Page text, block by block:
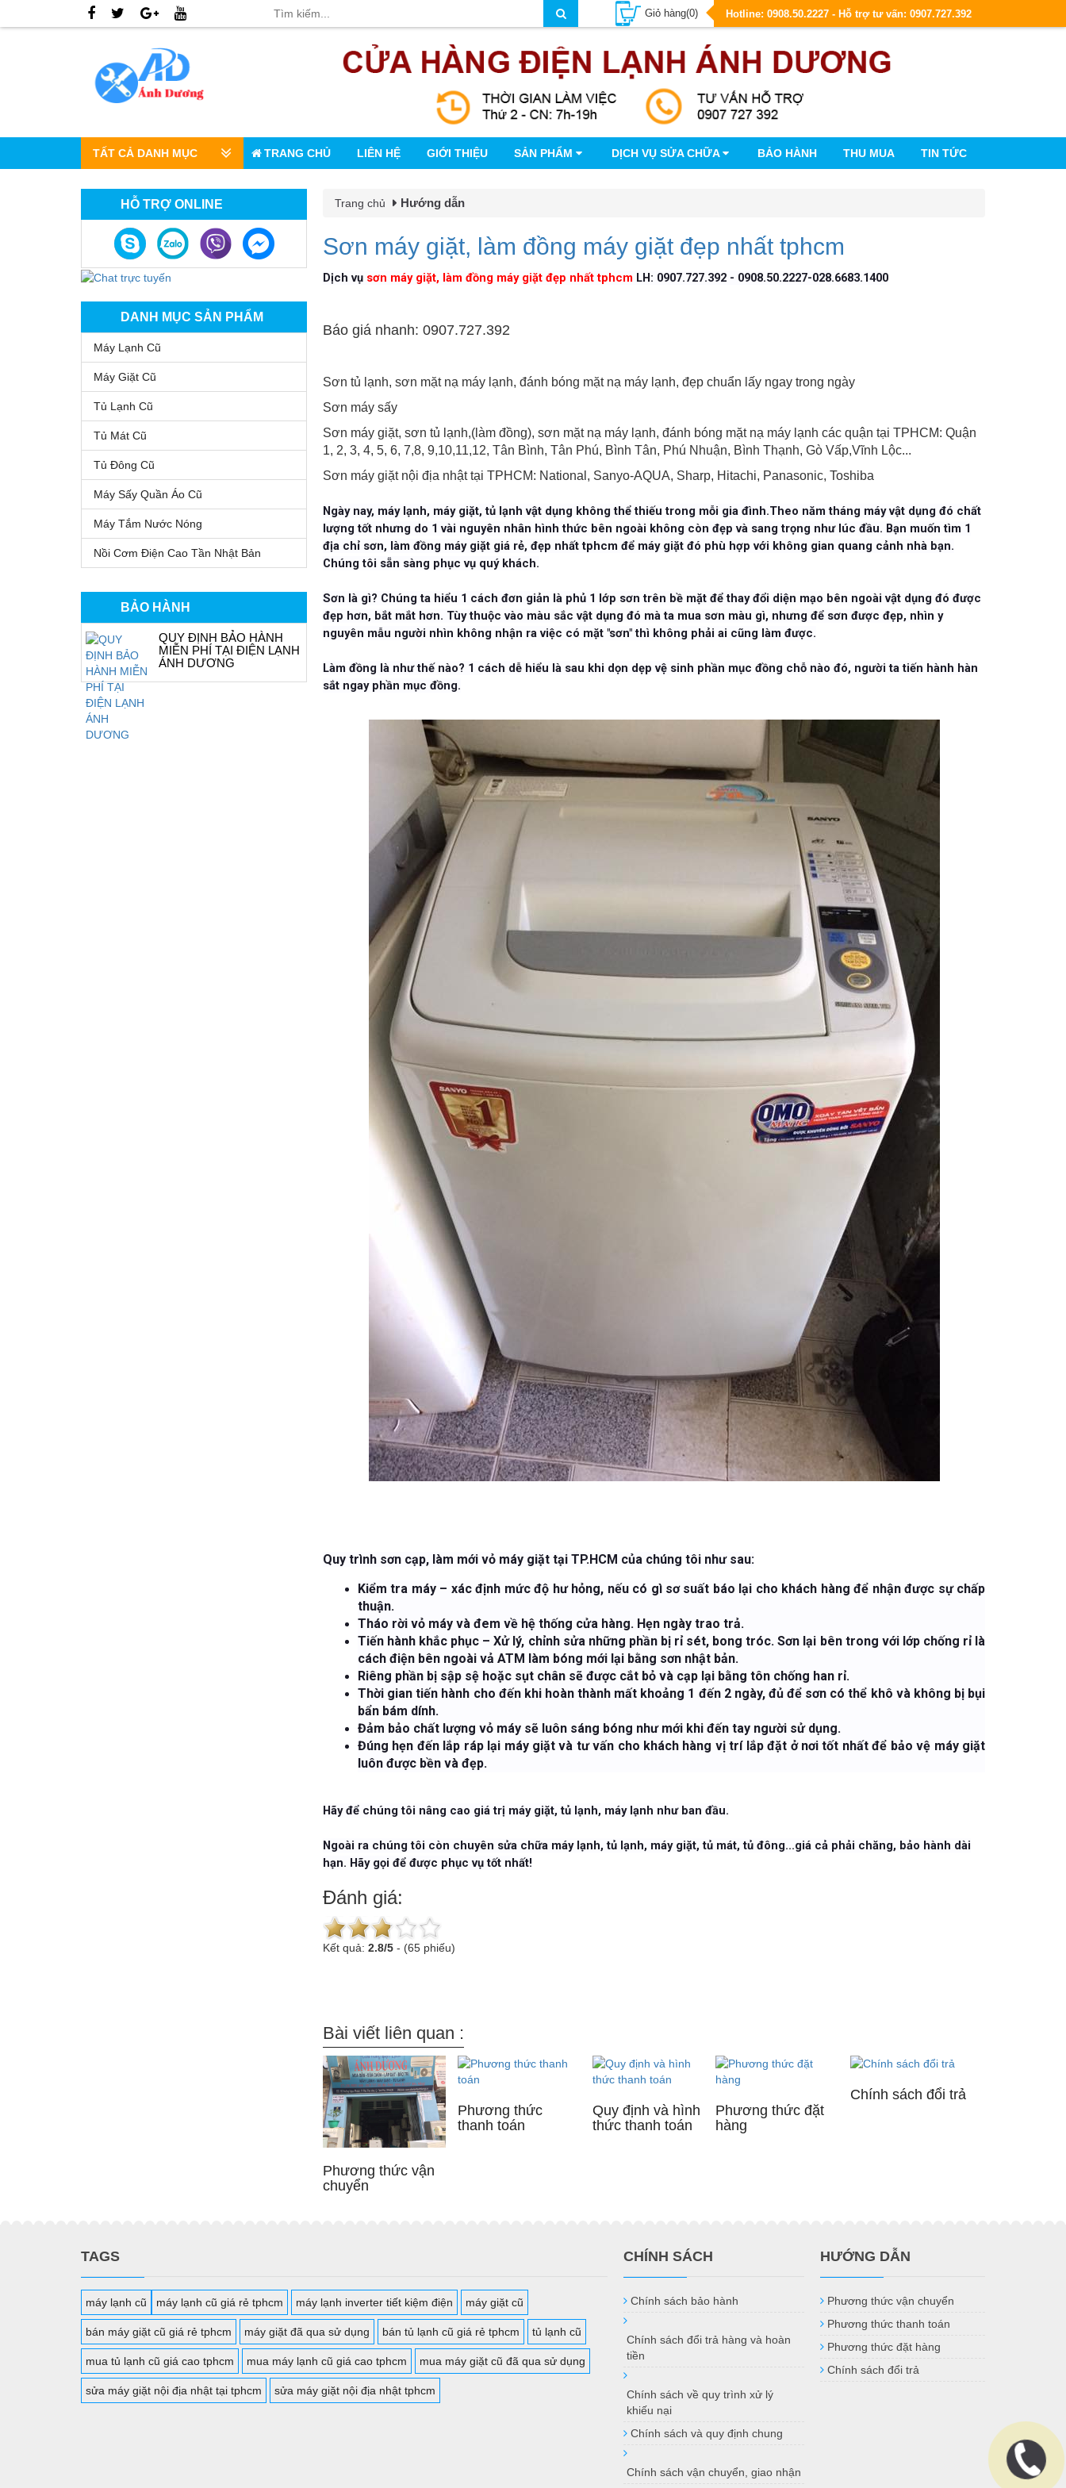
Giỏ hàng(0) Hotline: 0908.50.2227 - Hỗ trợ tư vấn: 0907.727.392
TẤT CẢ DANH MỤC TRANG CHỦ LIÊN HỆ GIỚI THIỆU SẢN PHẨM DỊCH VỤ SỬA CHỮA BẢO HÀNH THU MUA TIN TỨC
HỖ TRỢ ONLINE
DANH MỤC SẢN PHẨM
Máy Lạnh Cũ
Máy Giặt Cũ
Tủ Lạnh Cũ
Tủ Mát Cũ
Tủ Đông Cũ
Máy Sấy Quần Áo Cũ
Máy Tắm Nước Nóng
Nồi Cơm Điện Cao Tần Nhật Bản
BẢO HÀNH
QUY ĐỊNH BẢO HÀNH
MIỄN PHÍ TẠI ĐIỆN LẠNH
ÁNH DƯƠNG
Trang chủ Hướng dẫn
Sơn máy giặt, làm đồng máy giặt đẹp nhất tphcm
Dịch vụ sơn máy giặt, làm đồng máy giặt đẹp nhất tphcm LH: 0907.727.392 - 0908.50.2227-028.6683.1400
Báo giá nhanh: 0907.727.392
Sơn tủ lạnh, sơn mặt nạ máy lạnh, đánh bóng mặt nạ máy lạnh, đẹp chuẩn lấy ngay trong ngày
Sơn máy sấy
Sơn máy giặt, sơn tủ lạnh,(làm đồng), sơn mặt nạ máy lạnh, đánh bóng mặt nạ máy lạnh các quận tại TPHCM: Quận
1, 2, 3, 4, 5, 6, 7,8, 9,10,11,12, Tân Bình, Tân Phú, Bình Tân, Phú Nhuận, Bình Thạnh, Gò Vấp,Vĩnh Lộc...
Sơn máy giặt nội địa nhật tại TPHCM: National, Sanyo-AQUA, Sharp, Hitachi, Panasonic, Toshiba
Ngày nay, máy lạnh, máy giặt, tủ lạnh vật dụng không thể thiếu trong mỗi gia đình.Theo năm tháng máy vật dụng đó chất
lượng tốt nhưng do 1 vài nguyên nhân hình thức bên ngoài không còn đẹp và sang trọng như lúc đầu. Bạn muốn tìm 1
địa chỉ sơn, làm đồng máy giặt giá rẻ, đẹp nhất tphcm để máy giặt đó phù hợp với không gian quang cảnh nhà bạn.
Chúng tôi sẵn sàng phục vụ quý khách.
Sơn là gì? Chúng ta hiểu 1 cách đơn giản là phủ 1 lớp sơn trên bề mặt để thay đổi diện mạo bên ngoài vật dụng đó được
đẹp hơn, bắt mắt hơn. Tùy thuộc vào màu sắc vật dụng đó mà ta mua sơn màu gì, nhưng để sơn được đẹp, nhìn y
nguyên mẫu người nhìn không nhận ra việc có mặt "sơn" thì không phải ai cũng làm được.
Làm đồng là như thế nào? 1 cách dễ hiểu là sau khi dọn dẹp vệ sinh phần mục đồng chỗ nào đó, người ta tiến hành hàn
sắt ngay phần mục đồng.
Quy trình sơn cạp, làm mới vỏ máy giặt tại TP.HCM của chúng tôi như sau:
Kiểm tra máy – xác định mức độ hư hỏng, nếu có gì sơ suất báo lại cho khách hàng để nhận được sự chấp
thuận.
Tháo rời vỏ máy và đem về hệ thống cửa hàng. Hẹn ngày trao trả.
Tiến hành khắc phục – Xử lý, chỉnh sửa những phần bị rỉ sét, bong tróc. Sơn lại bên trong với lớp chống rỉ là
cách điện bên ngoài vả ATM làm bóng mới lại bằng sơn nhật bản.
Riêng phần bị sập sệ hoặc sụt chân sẽ được cắt bỏ và cạp lại bằng tôn chống han rỉ.
Thời gian tiến hành cho đến khi hoàn thành mất khoảng 1 đến 2 ngày, đủ để sơn có thể khô và không bị bụi
bẩn bám dính.
Đảm bảo chất lượng vỏ máy sẽ luôn sáng bóng như mới khi đến tay người sử dụng.
Đúng hẹn đến lắp ráp lại máy giặt và tư vấn cho khách hàng vị trí lắp đặt ở nơi tốt nhất để bảo vệ máy giặt
luôn được bền và đẹp.
Hãy để chúng tôi nâng cao giá trị máy giặt, tủ lạnh, máy lạnh như ban đầu.
Ngoài ra chúng tôi còn chuyên sửa chữa máy lạnh, tủ lạnh, máy giặt, tủ mát, tủ đông...giá cả phải chăng, bảo hành dài
hạn. Hãy gọi để được phục vụ tốt nhất!
Đánh giá:
Kết quả: 2.8/5 - (65 phiếu)
Bài viết liên quan :
Phương thức vận
chuyển
Phương thức
thanh toán
Quy định và hình
thức thanh toán
Phương thức đặt
hàng
Chính sách đổi trả
TAGS
máy lạnh cũ máy lạnh cũ giá rẻ tphcm máy lạnh inverter tiết kiệm điện máy giặt cũ
bán máy giặt cũ giá rẻ tphcm máy giặt đã qua sử dụng bán tủ lạnh cũ giá rẻ tphcm tủ lạnh cũ
mua tủ lạnh cũ giá cao tphcm mua máy lạnh cũ giá cao tphcm mua máy giặt cũ đã qua sử dụng
sửa máy giặt nội địa nhật tại tphcm sửa máy giặt nội địa nhật tphcm
CHÍNH SÁCH
Chính sách bảo hành
Chính sách đổi trả hàng và hoàn
tiền
Chính sách về quy trình xử lý
khiếu nại
Chính sách và quy định chung
Chính sách vận chuyển, giao nhận
HƯỚNG DẪN
Phương thức vận chuyển
Phương thức thanh toán
Phương thức đặt hàng
Chính sách đổi trả